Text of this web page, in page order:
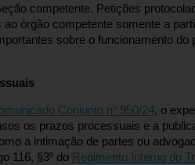
competente. Petições
ao órgão competente somente a
sobre o funcionamento do
Conjunto nº 950/24, o
os prazos processuais e a
a intimação de partes ou
116, §3º do Regimento Interno do